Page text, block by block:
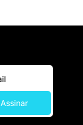
Assinar